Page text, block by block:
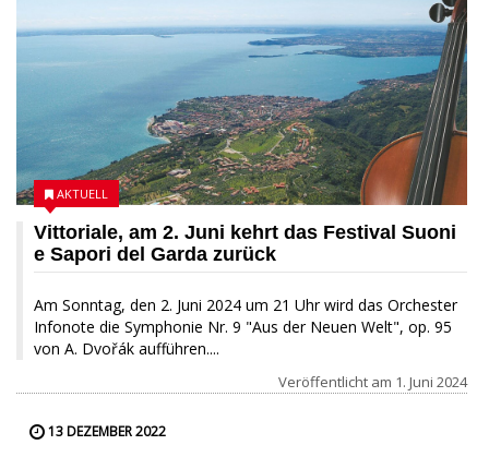
Vittoriale, am 2. Juni kehrt das Festival Suoni
e Sapori del Garda zurück
Am Sonntag, den 2. Juni 2024 um 21 Uhr wird das Orchester
Infonote die Symphonie Nr. 9 "Aus der Neuen Welt", op. 95
von A. Dvořák aufführen....
AKTUELL
Veröffentlicht am 1. Juni 2024
13 DEZEMBER 2022